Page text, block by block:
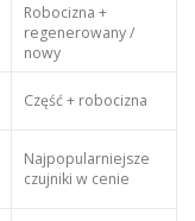
Robocizna +
regenerowany /
nowy
Część + robocizna
Najpopularniejsze
czujniki w cenie